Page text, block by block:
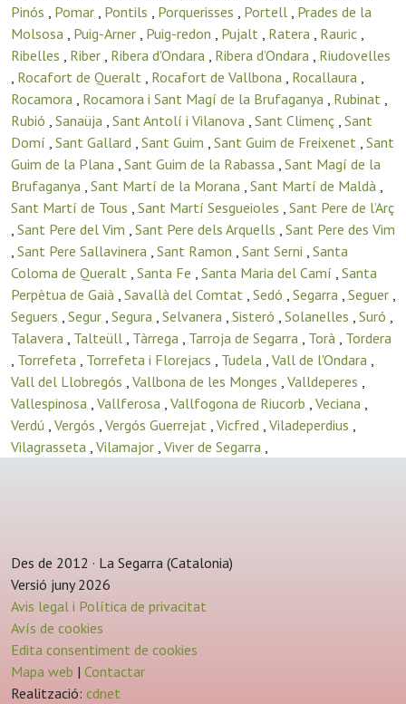
Pinós , Pomar , Pontils , Porquerisses , Portell , Prades de la
Molsosa , Puig-Arner , Puig-redon , Pujalt , Ratera , Rauric ,
Ribelles , Riber , Ribera d'Ondara , Ribera d’Ondara , Riudovelles
, Rocafort de Queralt , Rocafort de Vallbona , Rocallaura ,
Rocamora , Rocamora i Sant Magí de la Brufaganya , Rubinat ,
Rubió , Sanaüja , Sant Antolí i Vilanova , Sant Climenç , Sant
Domí , Sant Gallard , Sant Guim , Sant Guim de Freixenet , Sant
Guim de la Plana , Sant Guim de la Rabassa , Sant Magí de la
Brufaganya , Sant Martí de la Morana , Sant Martí de Maldà ,
Sant Martí de Tous , Sant Martí Sesgueioles , Sant Pere de l’Arç
, Sant Pere del Vim , Sant Pere dels Arquells , Sant Pere des Vim
, Sant Pere Sallavinera , Sant Ramon , Sant Serni , Santa
Coloma de Queralt , Santa Fe , Santa Maria del Camí , Santa
Perpètua de Gaià , Savallà del Comtat , Sedó , Segarra , Seguer ,
Seguers , Segur , Segura , Selvanera , Sisteró , Solanelles , Suró ,
Talavera , Talteüll , Tàrrega , Tarroja de Segarra , Torà , Tordera
, Torrefeta , Torrefeta i Florejacs , Tudela , Vall de l'Ondara ,
Vall del Llobregós , Vallbona de les Monges , Valldeperes ,
Vallespinosa , Vallferosa , Vallfogona de Riucorb , Veciana ,
Verdú , Vergós , Vergós Guerrejat , Vicfred , Viladeperdius ,
Vilagrasseta , Vilamajor , Viver de Segarra ,
Des de 2012 · La Segarra (Catalonia)
Versió juny 2026
Avis legal i Política de privacitat
Avís de cookies
Edita consentiment de cookies
Mapa web | Contactar
Realització: cdnet